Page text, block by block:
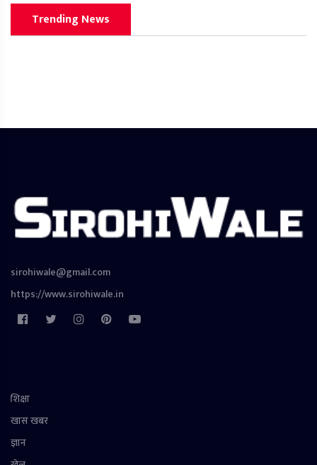
Trending News
sirohiwale@gmail.com
https://www.sirohiwale.in
शिक्षा
खास खबर
ज्ञान